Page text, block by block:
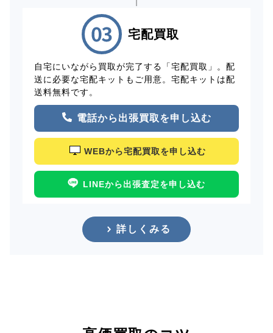
宅配買取
自宅にいながら買取が完了する「宅配買取」。配
送に必要な宅配キットもご用意。宅配キットは配
送料無料です。
電話から出張買取を申し込む
WEBから宅配買取を申し込む
LINEから出張査定を申し込む
詳しくみる